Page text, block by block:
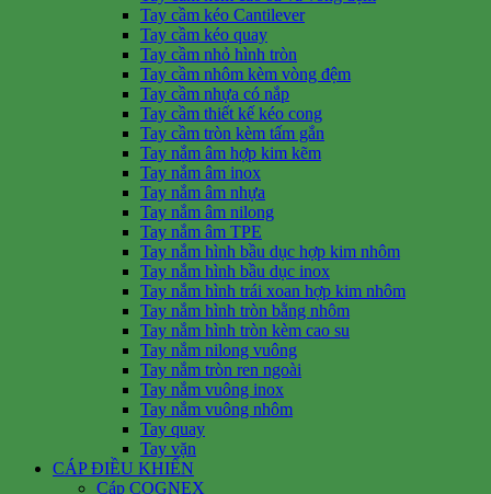
Tay cầm kéo Cantilever
Tay cầm kéo quay
Tay cầm nhỏ hình tròn
Tay cầm nhôm kèm vòng đệm
Tay cầm nhựa có nắp
Tay cầm thiết kế kéo cong
Tay cầm tròn kèm tấm gắn
Tay nắm âm hợp kim kẽm
Tay nắm âm inox
Tay nắm âm nhựa
Tay nắm âm nilong
Tay nắm âm TPE
Tay nắm hình bầu dục hợp kim nhôm
Tay nắm hình bầu dục inox
Tay nắm hình trái xoan hợp kim nhôm
Tay nắm hình tròn bằng nhôm
Tay nắm hình tròn kèm cao su
Tay nắm nilong vuông
Tay nắm tròn ren ngoài
Tay nắm vuông inox
Tay nắm vuông nhôm
Tay quay
Tay vặn
CÁP ĐIỀU KHIỂN
Cáp COGNEX